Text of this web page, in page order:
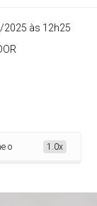
às 12h25
Especial da
1.0x